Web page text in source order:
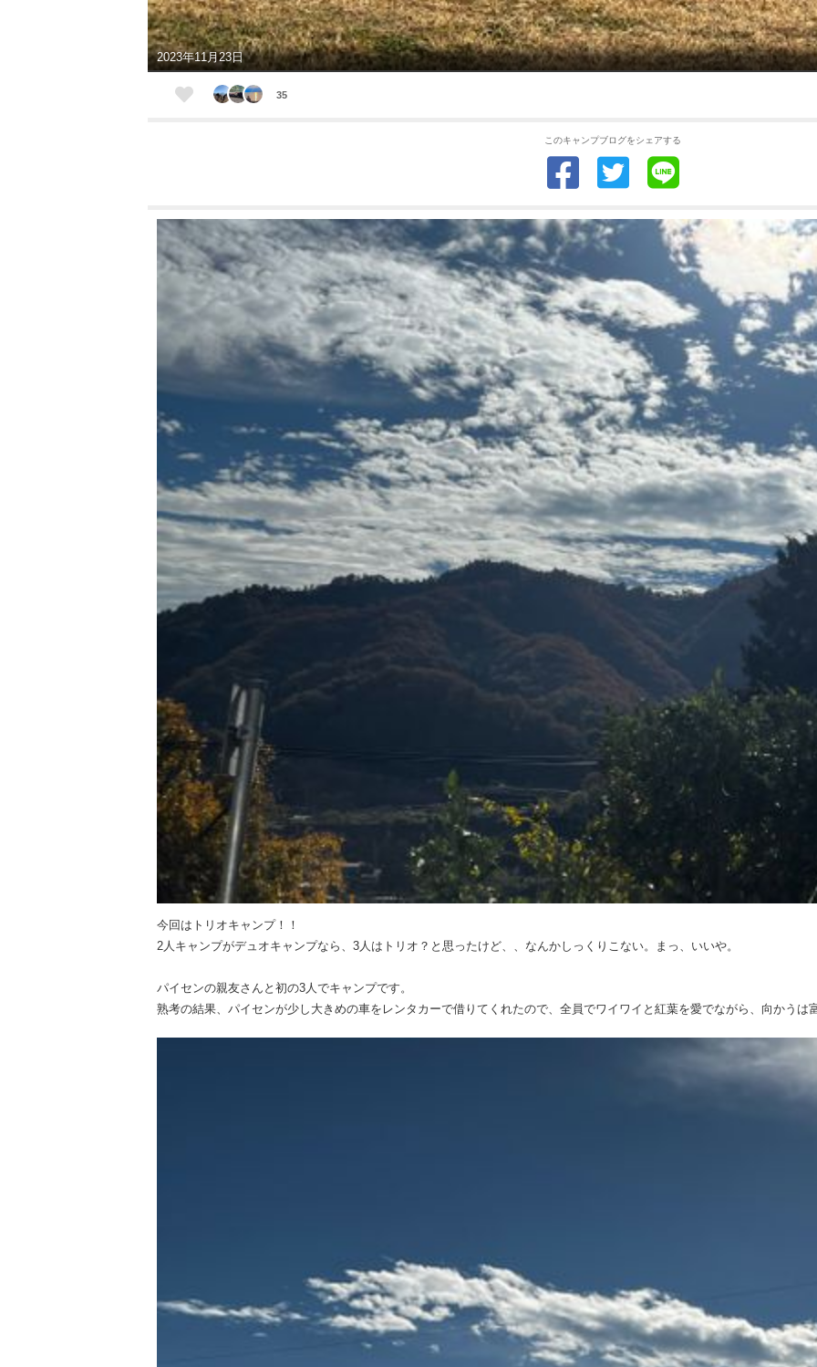
2023年11月23日
35
このキャンプブログをシェアする
今回はトリオキャンプ！！
2人キャンプがデュオキャンプなら、3人はトリオ？と思ったけど、、なんかしっくりこない。まっ、いいや。
パイセンの親友さんと初の3人でキャンプです。
熟考の結果、パイセンが少し大きめの車をレンタカーで借りてくれたので、全員でワイワイと紅葉を愛でながら、向かうは